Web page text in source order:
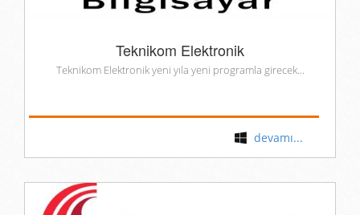
Teknikom Elektronik
Teknikom Elektronik yeni yıla yeni programla girecek...
devamı...